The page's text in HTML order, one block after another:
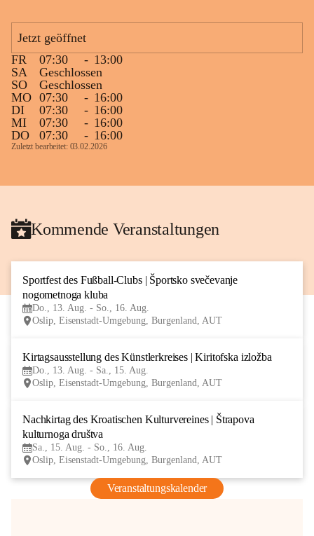
Jetzt geöffnet
FR
07:30 - 13:00
SA
Geschlossen
SO
Geschlossen
MO 07:30 - 16:00
DI
07:30 - 16:00
MI
07:30 - 16:00
DO
07:30 - 16:00
Zuletzt bearbeitet: 03.02.2026
Kommende Veranstaltungen
Sportfest des Fußball-Clubs | Športsko svečevanje
nogometnoga kluba
Do., 13. Aug. - So., 16. Aug.
Oslip, Eisenstadt-Umgebung, Burgenland, AUT
Kirtagsausstellung des Künstlerkreises | Kiritofska izložba
Do., 13. Aug. - Sa., 15. Aug.
Oslip, Eisenstadt-Umgebung, Burgenland, AUT
Nachkirtag des Kroatischen Kulturvereines | Štrapova
kulturnoga društva
Sa., 15. Aug. - So., 16. Aug.
Oslip, Eisenstadt-Umgebung, Burgenland, AUT
Veranstaltungskalender